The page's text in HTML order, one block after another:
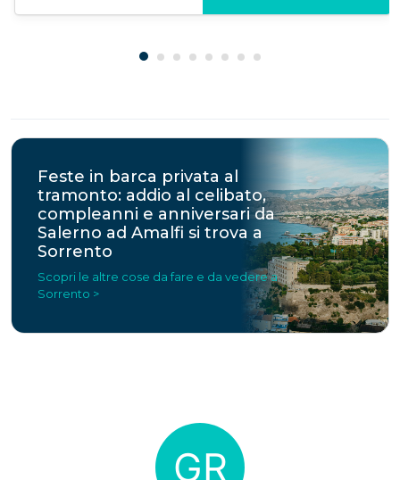
Feste in barca privata al
tramonto: addio al celibato,
compleanni e anniversari da
Salerno ad Amalfi si trova a
Sorrento
Scopri le altre cose da fare e da vedere a
Sorrento >